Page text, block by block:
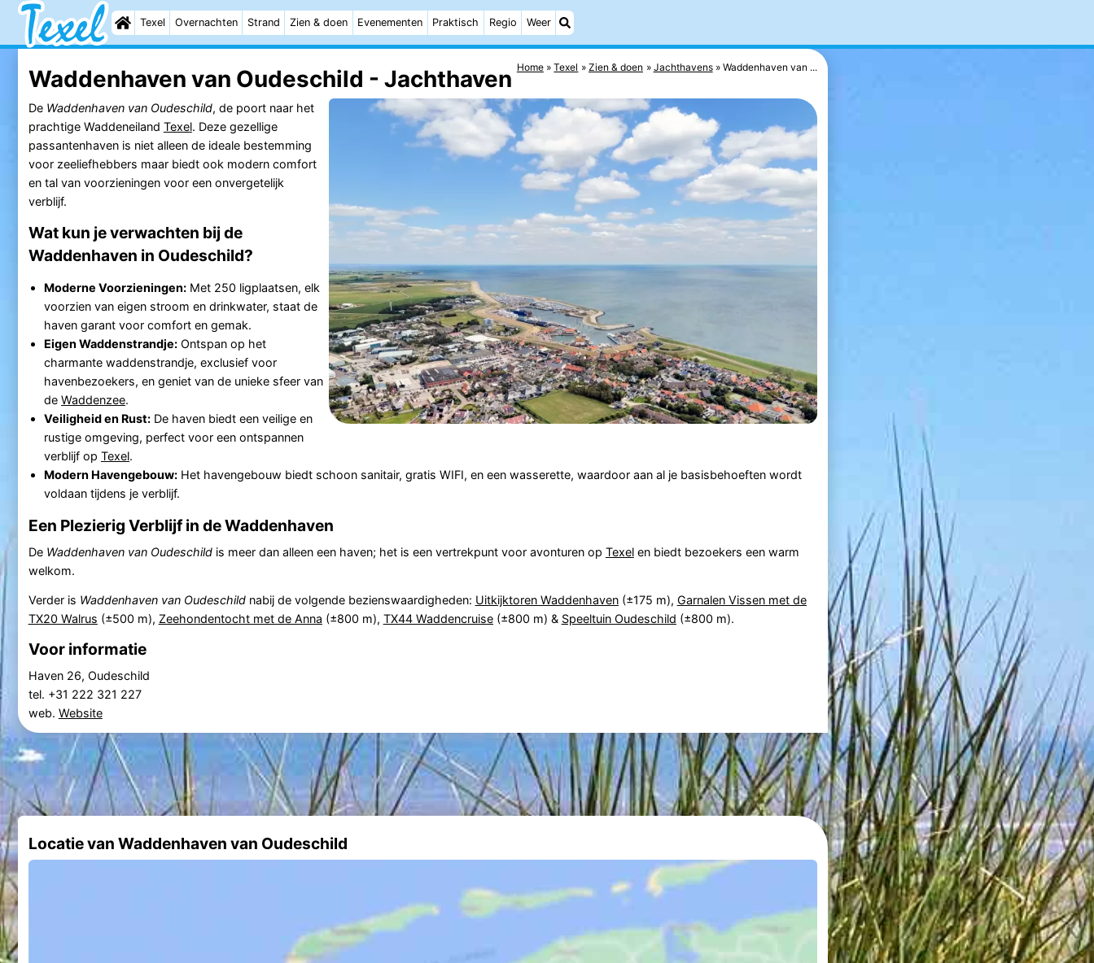
Texel Overnachten Strand Zien & doen Evenementen Praktisch Regio Weer
Home Texel Zien & doen Jachthavens Waddenhaven van ...
Waddenhaven van Oudeschild - Jachthaven
De Waddenhaven van Oudeschild, de poort naar het
prachtige Waddeneiland Texel. Deze gezellige
passantenhaven is niet alleen de ideale bestemming
voor zeeliefhebbers maar biedt ook modern comfort
en tal van voorzieningen voor een onvergetelijk
verblijf.
Wat kun je verwachten bij de
Waddenhaven in Oudeschild?
Moderne Voorzieningen:Met 250 ligplaatsen, elk
voorzien van eigen stroom en drinkwater, staat de
haven garant voor comfort en gemak.
Eigen Waddenstrandje:Ontspan op het
charmante waddenstrandje, exclusief voor
havenbezoekers, en geniet van de unieke sfeer van
de Waddenzee.
Veiligheid en Rust:De haven biedt een veilige en
rustige omgeving, perfect voor een ontspannen
verblijf op Texel.
Modern Havengebouw:Het havengebouw biedt schoon sanitair, gratis WIFI, en een wasserette, waardoor aan al je basisbehoeften wordt
voldaan tijdens je verblijf.
Een Plezierig Verblijf in de Waddenhaven
De Waddenhaven van Oudeschildis meer dan alleen een haven; het is een vertrekpunt voor avonturen op Texelen biedt bezoekers een warm
welkom.
Verder is Waddenhaven van Oudeschildnabij de volgende bezienswaardigheden: Uitkijktoren Waddenhaven(±175 m), Garnalen Vissen met de
TX20 Walrus (±500 m), Zeehondentocht met de Anna (±800 m), TX44 Waddencruise(±800 m) & Speeltuin Oudeschild (±800 m).
Voor informatie
Haven 26, Oudeschild
tel. +31 222 321 227
web. Website
Locatie van Waddenhaven van Oudeschild